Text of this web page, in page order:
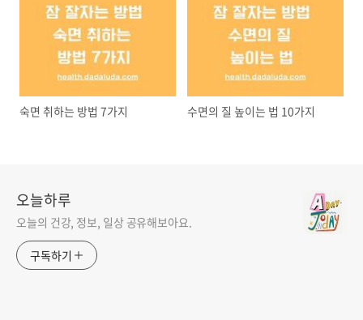
숙면 취하는 방법 7가지 수면의 질 높이는 법 10가지
오늘하루
오늘의 건강, 정보, 일상 공유해보아요.
구독하기